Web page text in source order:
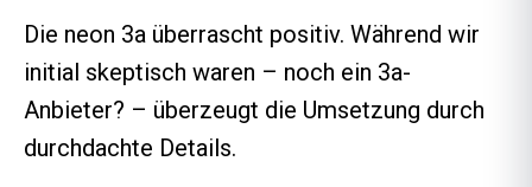
Die neon 3a überrascht positiv. Während wir
initial skeptisch waren – noch ein 3a-
Anbieter? – überzeugt die Umsetzung durch
durchdachte Details.